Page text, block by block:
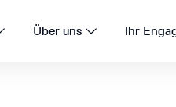
Über uns Ihr